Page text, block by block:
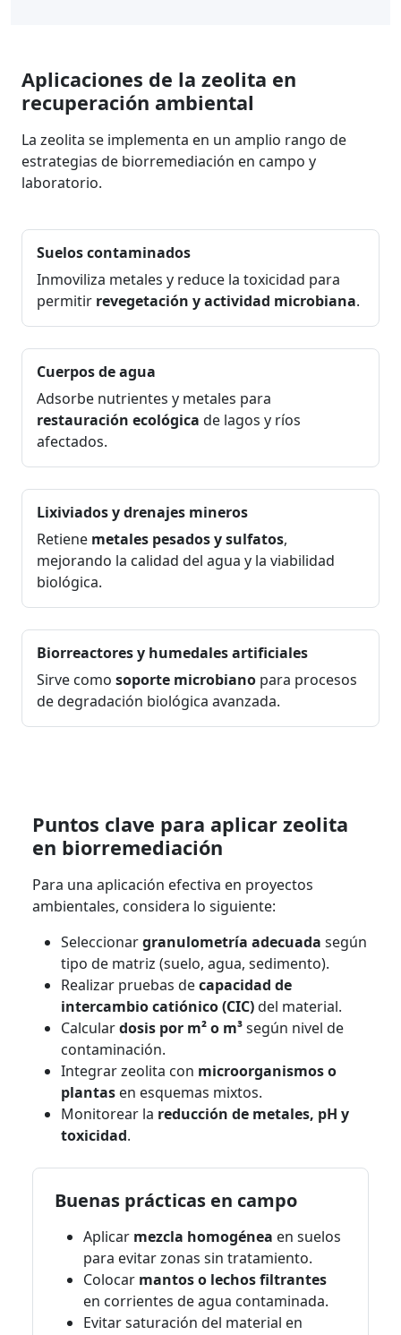
Aplicaciones de la zeolita en
recuperación ambiental
La zeolita se implementa en un amplio rango de
estrategias de biorremediación en campo y
laboratorio.
Suelos contaminados
Inmoviliza metales y reduce la toxicidad para
permitir revegetación y actividad microbiana.
Cuerpos de agua
Adsorbe nutrientes y metales para
restauración ecológica de lagos y ríos
afectados.
Lixiviados y drenajes mineros
Retiene metales pesados y sulfatos,
mejorando la calidad del agua y la viabilidad
biológica.
Biorreactores y humedales artificiales
Sirve como soporte microbiano para procesos
de degradación biológica avanzada.
Puntos clave para aplicar zeolita
en biorremediación
Para una aplicación efectiva en proyectos
ambientales, considera lo siguiente:
Seleccionargranulometría adecuada según
tipo de matriz (suelo, agua, sedimento).
Realizar pruebas decapacidad de
intercambio catiónico (CIC)del material.
Calculardosis por m² o m³según nivel de
contaminación.
Integrar zeolita con microorganismos o
plantas en esquemas mixtos.
Monitorear la reducción de metales, pH y
toxicidad.
Buenas prácticas en campo
Aplicar mezcla homogénea en suelos
para evitar zonas sin tratamiento.
Colocar mantos o lechos filtrantes
en corrientes de agua contaminada.
Evitar saturación del material en